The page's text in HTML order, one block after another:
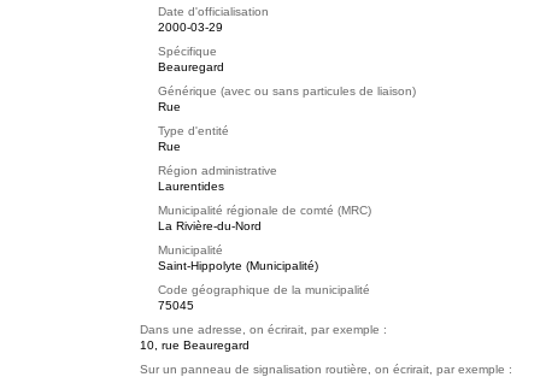
Date d'officialisation
2000-03-29
Spécifique
Beauregard
Générique (avec ou sans particules de liaison)
Rue
Type d'entité
Rue
Région administrative
Laurentides
Municipalité régionale de comté (MRC)
La Rivière-du-Nord
Municipalité
Saint-Hippolyte (Municipalité)
Code géographique de la municipalité
75045
Dans une adresse, on écrirait, par exemple :
10, rue Beauregard
Sur un panneau de signalisation routière, on écrirait, par exemple :